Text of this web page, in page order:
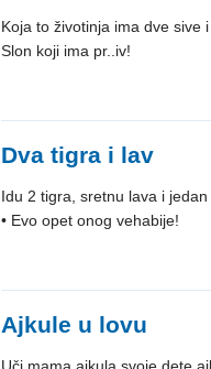
Koja to životinja ima dve sive
Slon koji ima pr..iv!
Dva tigra i lav
Idu 2 tigra, sretnu lava i jedan
• Evo opet onog vehabije!
Ajkule u lovu